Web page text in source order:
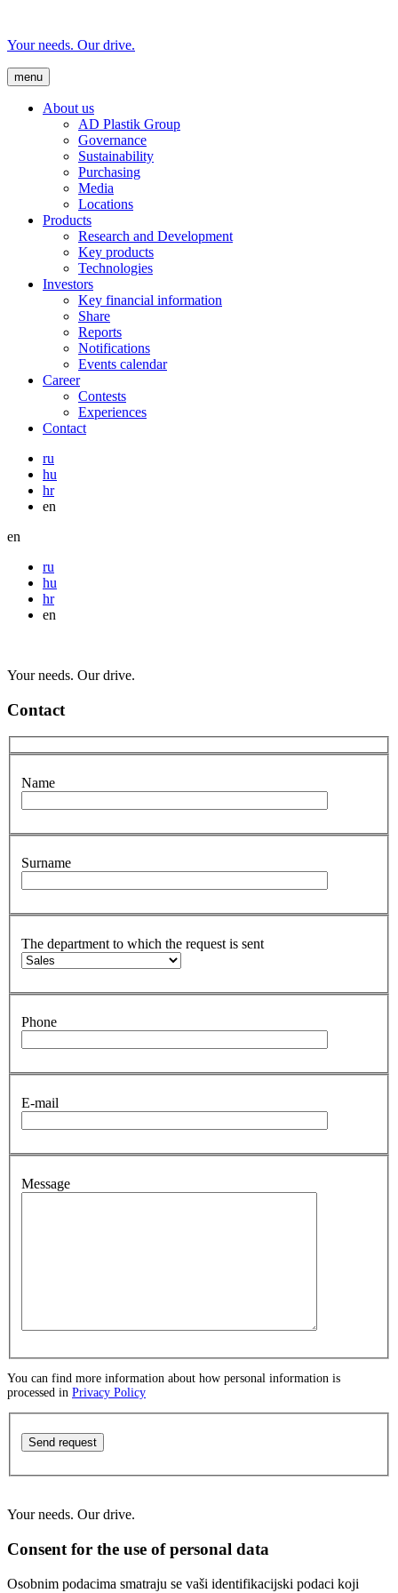
Your needs. Our drive.
menu
About us
AD Plastik Group
Governance
Sustainability
Purchasing
Media
Locations
Products
Research and Development
Key products
Technologies
Investors
Key financial information
Share
Reports
Notifications
Events calendar
Career
Contests
Experiences
Contact
ru
hu
hr
en
en
ru
hu
hr
en
Your needs. Our drive.
Contact
Name
Surname
The department to which the request is sent
Phone
E-mail
Message
You can find more information about how personal information is
processed in Privacy Policy
Send request
Your needs. Our drive.
Consent for the use of personal data
Osobnim podacima smatraju se vaši identifikacijski podaci koji